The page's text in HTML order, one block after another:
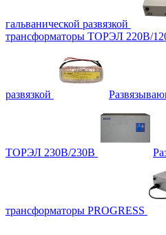
гальванической развязкой
трансформаторы ТОРЭЛ 220В/
развязкой
ТОРЭЛ 230В/230В
трансформаторы PROGRESS